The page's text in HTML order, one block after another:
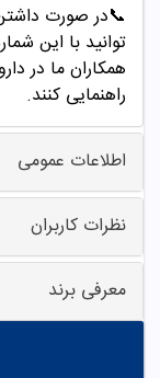
📞در صورت
توانید با این شماره ها
همکاران ما در
راهنمایی کنند.
اطلاعات عمومی
نظرات کاربران
معرفی برند